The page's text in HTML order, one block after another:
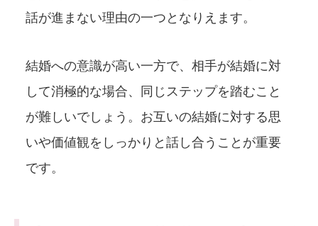
話が進まない理由の一つとなりえます。
結婚への意識が高い一方で、相手が結婚に対
して消極的な場合、同じステップを踏むこと
が難しいでしょう。お互いの結婚に対する思
いや価値観をしっかりと話し合うことが重要
です。